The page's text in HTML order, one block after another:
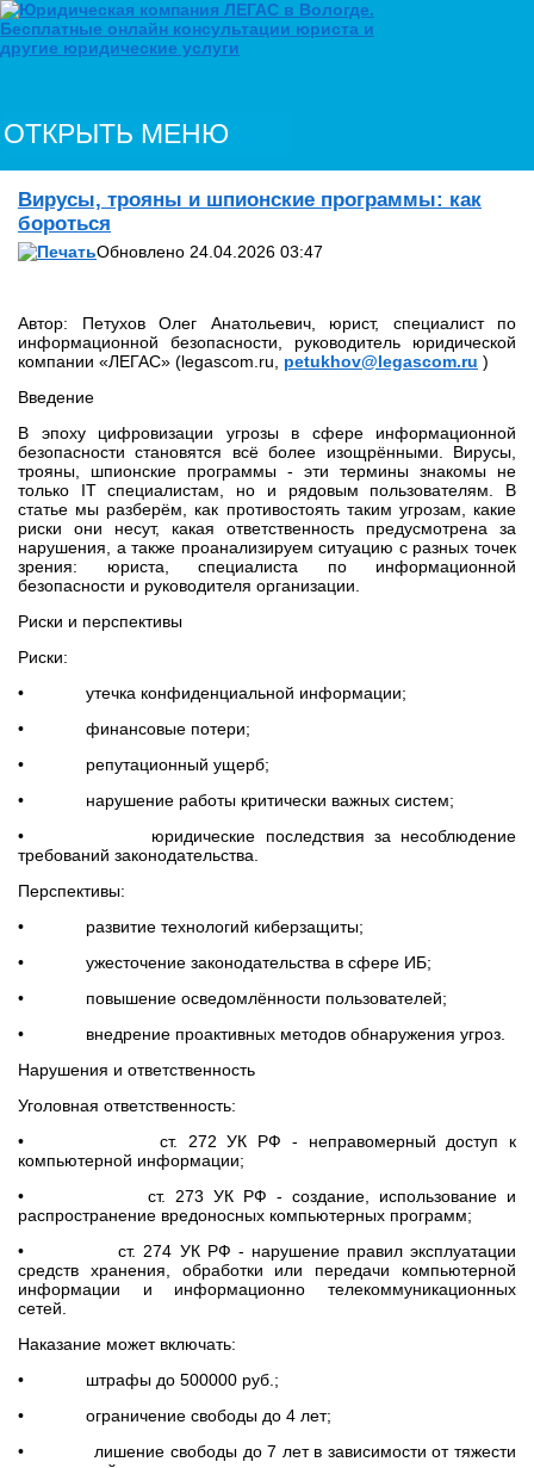
ОТКРЫТЬ МЕНЮ
Вирусы, трояны и шпионские программы: как
бороться
Обновлено 24.04.2026 03:47
Автор: Петухов Олег Анатольевич, юрист, специалист по
информационной безопасности, руководитель юридической
компании «ЛЕГАС» (legascom.ru, petukhov@legascom.ru )
Введение
В эпоху цифровизации угрозы в сфере информационной
безопасности становятся всё более изощрёнными. Вирусы,
трояны, шпионские программы - эти термины знакомы не
только IT специалистам, но и рядовым пользователям. В
статье мы разберём, как противостоять таким угрозам, какие
риски они несут, какая ответственность предусмотрена за
нарушения, а также проанализируем ситуацию с разных точек
зрения: юриста, специалиста по информационной
безопасности и руководителя организации.
Риски и перспективы
Риски:
• утечка конфиденциальной информации;
• финансовые потери;
• репутационный ущерб;
• нарушение работы критически важных систем;
• юридические последствия за несоблюдение
требований законодательства.
Перспективы:
• развитие технологий киберзащиты;
• ужесточение законодательства в сфере ИБ;
• повышение осведомлённости пользователей;
• внедрение проактивных методов обнаружения угроз.
Нарушения и ответственность
Уголовная ответственность:
• ст. 272 УК РФ - неправомерный доступ к
компьютерной информации;
• ст. 273 УК РФ - создание, использование и
распространение вредоносных компьютерных программ;
• ст. 274 УК РФ - нарушение правил эксплуатации
средств хранения, обработки или передачи компьютерной
информации и информационно телекоммуникационных
сетей.
Наказание может включать:
• штрафы до 500000 руб.;
• ограничение свободы до 4 лет;
• лишение свободы до 7 лет в зависимости от тяжести